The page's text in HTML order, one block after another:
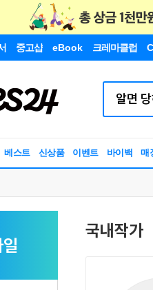
중고샵 eBook 크레마클럽
베스트 신상품 이벤트 바이백 매
국내작가